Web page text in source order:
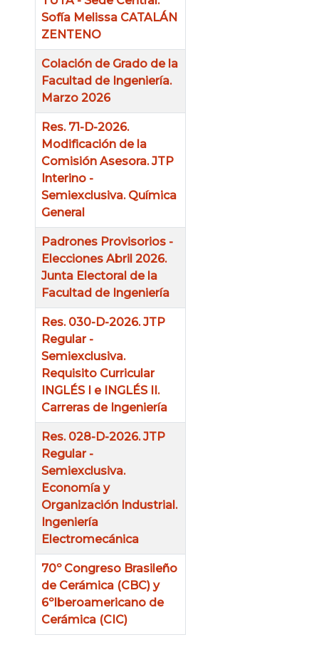
Sofía Melissa CATALÁN
ZENTENO
Colación de Grado de la
Facultad de Ingeniería.
Marzo 2026
Res. 71-D-2026.
Modificación de la
Comisión Asesora. JTP
Interino -
Semiexclusiva. Química
General
Padrones Provisorios -
Elecciones Abril 2026.
Junta Electoral de la
Facultad de Ingeniería
Res. 030-D-2026. JTP
Regular -
Semiexclusiva.
Requisito Curricular
INGLÉS I e INGLÉS II.
Carreras de Ingeniería
Res. 028-D-2026. JTP
Regular -
Semiexclusiva.
Economía y
Organización Industrial.
Ingeniería
Electromecánica
70º Congreso Brasileño
de Cerámica (CBC) y
6ºIberoamericano de
Cerámica (CIC)